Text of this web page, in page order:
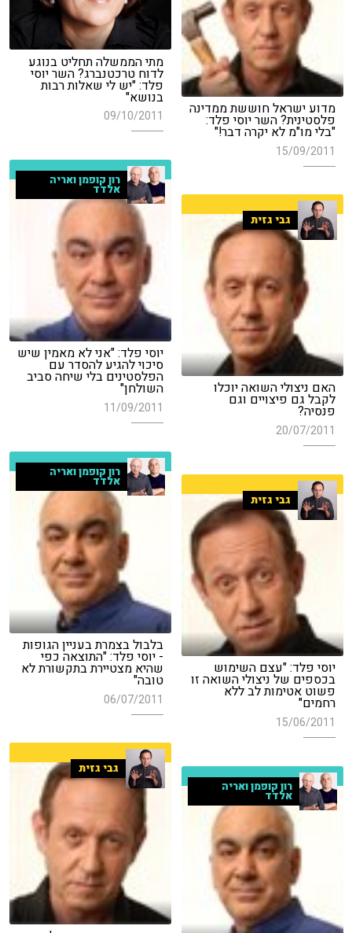
מתי הממשלה תחליט בנוגע
לדוח טרכטנברג? השר יוסי
פלד: "יש לי שאלות רבות
בנושא"
09/10/2011 מדוע ישראל חוששת ממדינה
פלסטינית? השר יוסי פלד:
"בלי מו"מ לא יקרה דבר!"
15/09/2011
רון קופמן ואריה
אלדד
יוסי פלד: "אני לא מאמין שיש
סיכוי להגיע להסדר עם
הפלסטינים בלי שיחה סביב
השולחן"
11/09/2011
גבי גזית
האם ניצולי השואה יוכלו
לקבל גם פיצויים וגם
פנסיה?
20/07/2011
רון קופמן ואריה
אלדד
בלבול בצמרת בעניין הגופות
- יוסי פלד: "התוצאה כפי
שהיא מצטיירת בתקשורת לא
טובה"
06/07/2011
גבי גזית
יוסי פלד: "עצם השימוש
בכספים של ניצולי השואה זו
פשוט אטימות לב ללא
רחמים"
15/06/2011
גבי גזית
רון קופמן ואריה
אלדד